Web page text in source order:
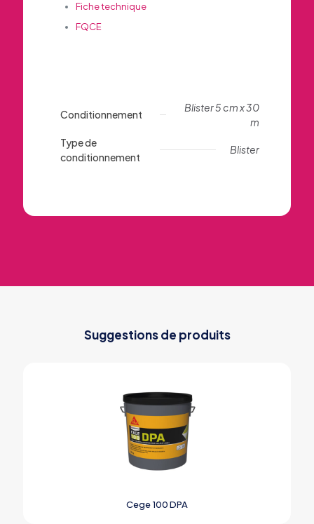
Fiche technique
FQCE
Conditionnement
Blister 5 cm x 30
m
Type de
conditionnement
Blister
Suggestions de produits
Cege 100 DPA